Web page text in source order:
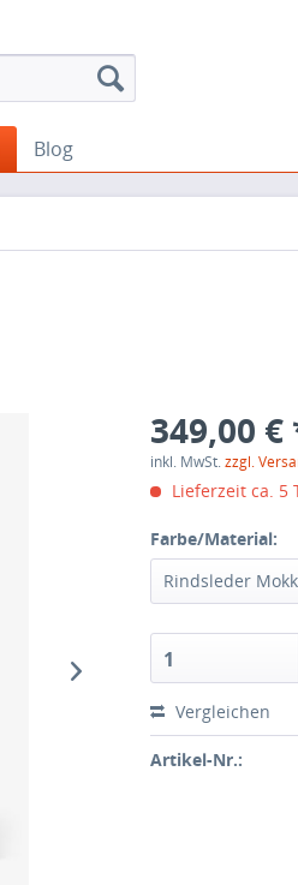
Blog
349,00 €
inkl. MwSt.zzgl.
Lieferzeit ca. 5
Farbe/Material:
Rindsleder
1
Vergleichen
Artikel-Nr.: